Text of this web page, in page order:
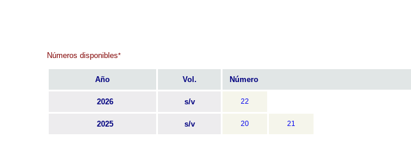
Números disponibles*
Año Vol. Número
2026 s/v 22
2025 s/v 20 21